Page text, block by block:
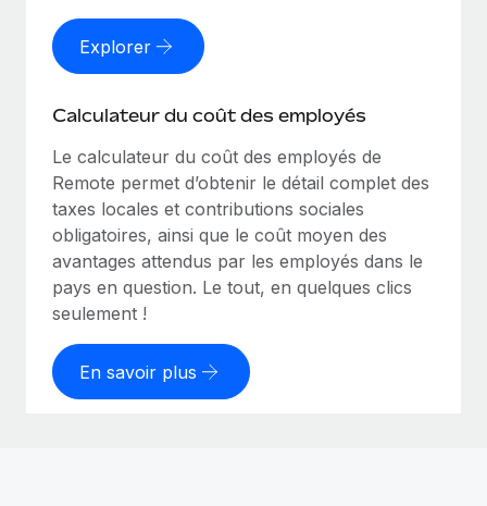
Explorer
Calculateur du coût des employés
Le calculateur du coût des employés de
Remote permet d’obtenir le détail complet des
taxes locales et contributions sociales
obligatoires, ainsi que le coût moyen des
avantages attendus par les employés dans le
pays en question. Le tout, en quelques clics
seulement !
En savoir plus